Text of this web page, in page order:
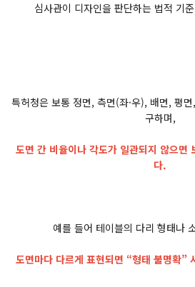
심사관이 디자인을 판단하는 법적 기
특허청은 보통 정면, 측면(좌·우), 배면, 평
구하며,
도면 간 비율이나 각도가 일관되지 않으면
다.
예를 들어 테이블의 다리 형태나
도면마다 다르게 표현되면 “형태 불명확”